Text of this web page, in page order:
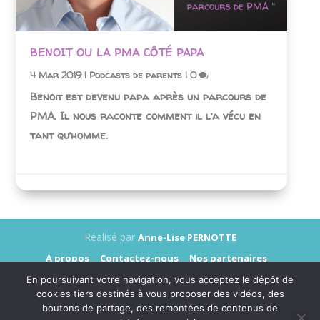
BENOIT OU LA PMA CÔTÉ PAPA
4 Mar 2019| Podcasts de parents |0
Benoit est devenu papa après un parcours de
PMA. Il nous raconte comment il l’a vécu en
tant qu’homme.
Réalisé par Anne-Lise PERNOTTE
A propos
Contactez-nous
Nos partenaires
Annonceurs
Presse
Mentions légales
Données personnelles
En poursuivant votre navigation, vous acceptez le dépôt de
cookies tiers destinés à vous proposer des vidéos, des
boutons de partage, des remontées de contenus de